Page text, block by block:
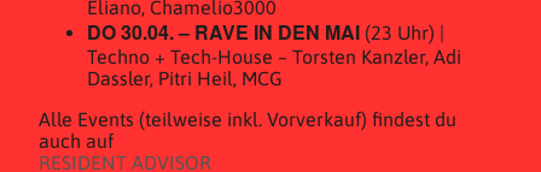
Eliano, Chamelio3000
DO 30.04. – RAVE IN DEN MAI (23 Uhr) |
Techno + Tech-House – Torsten Kanzler, Adi
Dassler, Pitri Heil, MCG
Alle Events (teilweise inkl. Vorverkauf) findest du
auch auf
RESIDENT ADVISOR